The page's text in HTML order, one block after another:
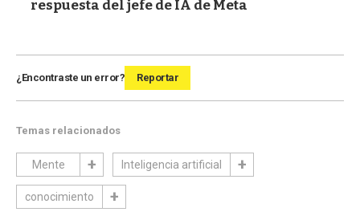
respuesta del jefe de IA de Meta
¿Encontraste un error? Reportar
Temas relacionados
Mente Inteligencia artificial
conocimiento